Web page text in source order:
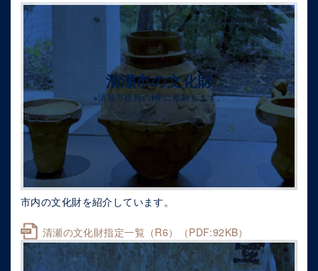
清瀬市の文化財
※清瀬市役所のHPに移動します。
市内の文化財を紹介しています。
清瀬の文化財指定一覧（R6）（PDF:92KB）